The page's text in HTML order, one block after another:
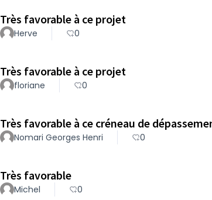
Très favorable à ce projet
Herve 0
Très favorable à ce projet
floriane 0
Très favorable à ce créneau de
Nomari Georges Henri 0
Très favorable
Michel 0